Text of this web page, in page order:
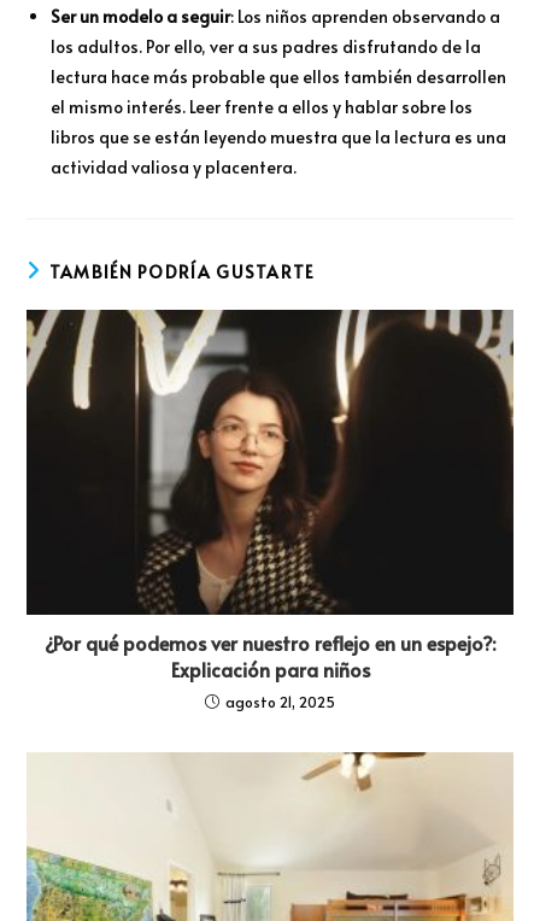
Ser un modelo a seguir: Los niños aprenden observando a
los adultos. Por ello, ver a sus padres disfrutando de la
lectura hace más probable que ellos también desarrollen
el mismo interés. Leer frente a ellos y hablar sobre los
libros que se están leyendo muestra que la lectura es una
actividad valiosa y placentera.
TAMBIÉN PODRÍA GUSTARTE
¿Por qué podemos ver nuestro reflejo en un espejo?:
Explicación para niños
agosto 21, 2025